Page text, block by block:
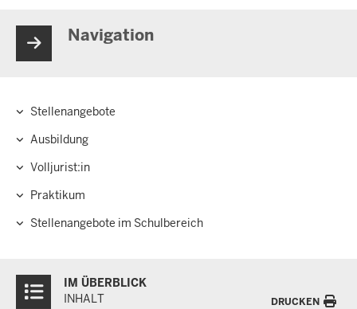
Navigation
Stellenangebote
Ausbildung
Volljurist:in
Praktikum
Stellenangebote im Schulbereich
Inhalte
IM ÜBERBLICK
INHALT
DRUCKEN